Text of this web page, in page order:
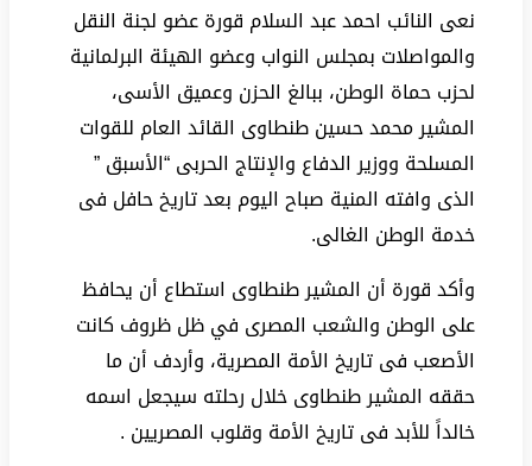
نعى النائب احمد عبد السلام قورة عضو لجنة النقل
والمواصلات بمجلس النواب وعضو الهيئة البرلمانية
لحزب حماة الوطن، ببالغ الحزن وعميق الأسى،
المشير محمد حسين طنطاوى القائد العام للقوات
المسلحة ووزير الدفاع والإنتاج الحربى “الأسبق ”
الذى وافته المنية صباح اليوم بعد تاريخ حافل فى
خدمة الوطن الغالى.
وأكد قورة أن المشير طنطاوى استطاع أن يحافظ
على الوطن والشعب المصرى في ظل ظروف كانت
الأصعب فى تاريخ الأمة المصرية، وأردف أن ما
حققه المشير طنطاوى خلال رحلته سيجعل اسمه
خالداً للأبد فى تاريخ الأمة وقلوب المصريين .